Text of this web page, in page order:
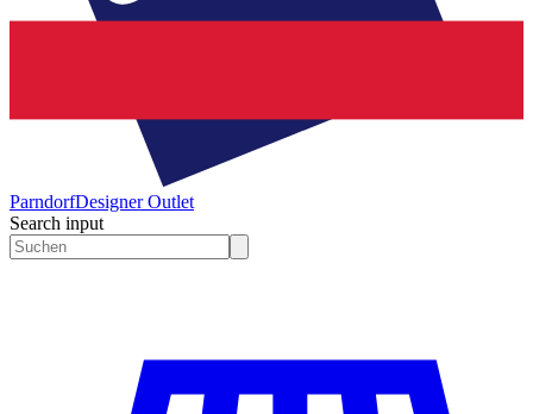
ParndorfDesigner Outlet
Search input